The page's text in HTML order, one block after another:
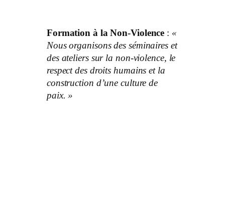
Formation à la Non-Violence : «
Nous organisons des séminaires et
des ateliers sur la non-violence, le
respect des droits humains et la
construction d’une culture de
paix. »